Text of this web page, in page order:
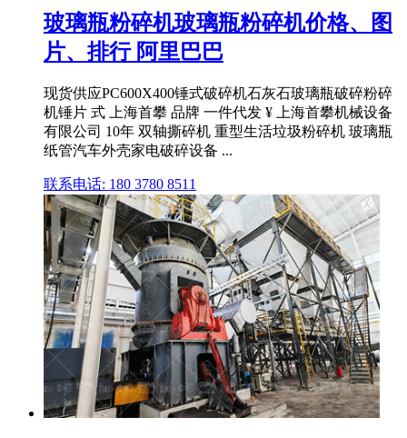
玻璃瓶粉碎机玻璃瓶粉碎机价格、图
片、排行 阿里巴巴
现货供应PC600X400锤式破碎机石灰石玻璃瓶破碎粉碎
机锤片 式 上海首攀 品牌 一件代发 ¥ 上海首攀机械设备
有限公司 10年 双轴撕碎机 重型生活垃圾粉碎机 玻璃瓶
纸管汽车外壳家电破碎设备 ...
联系电话: 180 3780 8511